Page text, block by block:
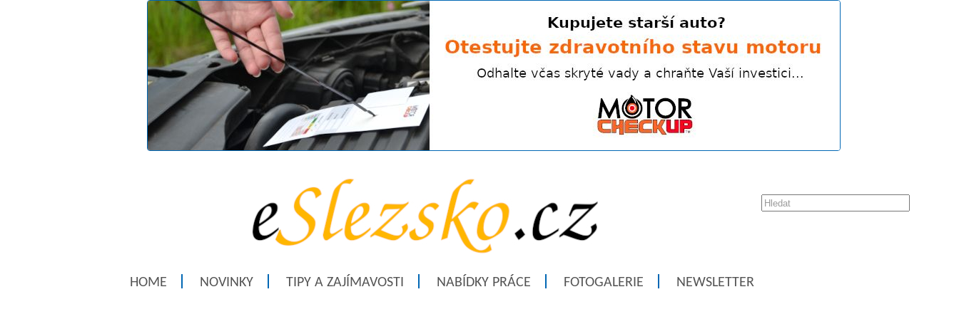
HOME NOVINKY TIPY A ZAJÍMAVOSTI NABÍDKY PRÁCE FOTOGALERIE NEWSLETTER